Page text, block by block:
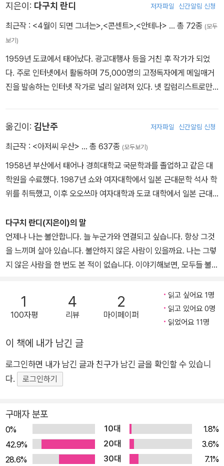
스도 하지 않았다. 좋아하는데, 이렇게 좋아하는데, 얄밉다. 사랑하니
까 좀더 기분을 헤아려줬으면 한다. 내가 반한 남자지만, 내게는 더 반
짓이라도 좋으니까, 너를 좋아한다는 포즈라도 취했으면 좋겠다. 포
즈라도 상관없는데. 그런 척만 해줘도 되는데. 그것만으로도 나는 안
심하고 잘 수 있는데. - '건강을 위해 지나친 흡연을 삼갑시다' 중에서
지은이: 다구치 란디 저자파일 신간알림 신청
최근작 : <4월이 되면 그녀는>,<콘센트>,<안테나> … 총 72종 (모두
보기)
1959년 도쿄에서 태어났다. 광고대행사 등을 거친 후 작가가 되었
다. 주로 인터넷에서 활동하며 75,000명의 고정독자에게 메일매거
진을 발송하는 인터넷 작가로 널리 알려져 있다. 넷 칼럼리스트로만
다>로 제1회 후진코론문예상을 수상하고, 2005년 <후지산>으로 나
오키 상 후보에 올랐다. 이후 소설과 에세이를 꾸준히 집필하고 있다.
설 <7 days in Beil>, <어젯밤 만날까요>, <드림 타임>, <빛의 회
전목마>, <피폭의 마리아>, <목령>, <그 밤, 나는 기적을 빌었다>,
에세이 <하모니의 행복>, <흐트러짐과 이어짐>, <더 이상 소비조차
자 힘만으로는 날 수 없다>, <오컬트>, <성지순례>, <전생>, <뿌리
를 가진 것, 날개를 가진 것> 등이 있다.
옮긴이: 김난주 저자파일 신간알림 신청
최근작 : <아저씨 우산> … 총 637종 (모두보기)
1958년 부산에서 태어나 경희대학교 국문학과를 졸업하고 같은 대
학원을 수료했다. 1987년 쇼와 여자대학에서 일본 근대문학 석사 학
위를 취득했고, 이후 오오쓰마 여자대학과 도쿄 대학에서 일본 근대
으로 『냉정과 열정 사이 Rosso』, 『반짝반짝 빛나는』, 『낙하하는 저
녁』, 『홀리 가든』, 『좌안 1·2』, 『제비꽃 설탕 절임』, 『소란한 보통날』,
『부드러운 양상추』, 『수박 향기』, 『하느님의 보트』, 『우는 어른』, 『울
지 않는 아이』, 『등 뒤의 기억』, 『즐겁게 살자, 고민하지 말고』, 『저물
『도토리 마을의 경찰관』, 『까만 크레파스와 요술가게』, 『누에콩의 기
분 좋은 날』 등이 있다.
다구치 란디(지은이)의 말
언제나 나는 불안합니다. 늘 누군가와 연결되고 싶습니다. 항상 그것
을 느끼며 살아 있습니다. 불안하지 않은 사람이 있을까요. 나는 그렇
지 않은 사람을 한 번도 본 적이 없습니다. 이야기해보면, 모두들 불안
나는 뭔가 새로운 일을 시작해야지 하고 생각합니다. 여행을 가자, 책
을 읽자, 소설을 쓰자, 쇼핑을 하자, 요리를 하자...
뇌로 전달되어 '지혜'나 '새로운 인식'이나 '행동'을 이끌어냅니다. 나
는 누군가의 뇌에 호소하고 싶어 글을 씁니다. 이렇게 쓰고 있으면, 그
글이 나를 자극하고 지탱해줍니다. 나는 나의 말로 힘이 납니다.
1
100자평
4
리뷰
2
마이페이퍼
읽고 싶어요 1명
읽고 있어요 0명
읽었어요 11명
이 책에 내가 남긴 글
로그인하면 내가 남긴 글과 친구가 남긴 글을 확인할 수 있습니
다.
로그인하기
구매자 분포
0% 10대
1.8%
42.9%
20대
3.6%
28.6%
30대 7.1%